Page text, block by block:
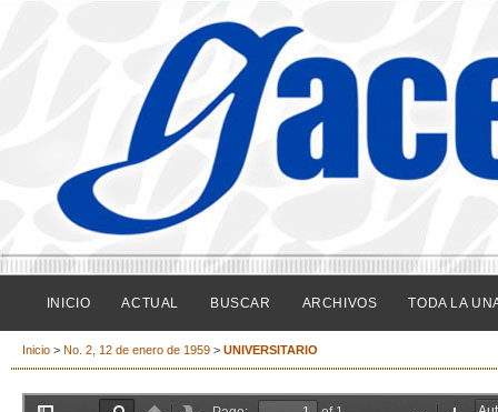
INICIO ACTUAL BUSCAR ARCHIVOS TODA LA
Inicio > No. 2, 12 de enero de 1959 > UNIVERSITARIO